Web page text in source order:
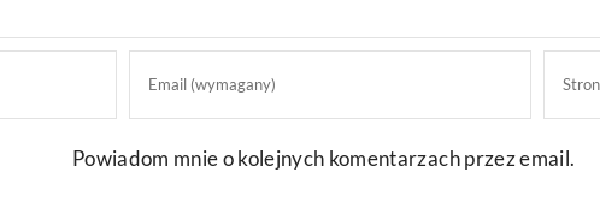
Powiadom mnie o kolejnych komentarzach przez email.